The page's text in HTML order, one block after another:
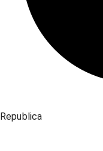
Republica